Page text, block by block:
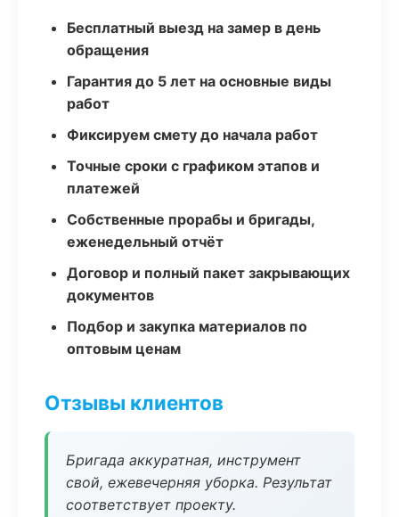
Бесплатный выезд на замер в день
обращения
Гарантия до 5 лет на основные виды
работ
Фиксируем смету до начала работ
Точные сроки с графиком этапов и
платежей
Собственные прорабы и бригады,
еженедельный отчёт
Договор и полный пакет закрывающих
документов
Подбор и закупка материалов по
оптовым ценам
Отзывы клиентов
Бригада аккуратная, инструмент
свой, ежевечерняя уборка. Результат
соответствует проекту.